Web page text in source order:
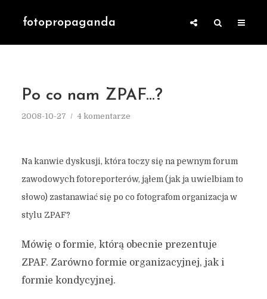
fotopropaganda
Po co nam ZPAF…?
2008-10-27 4 komentarze
Na kanwie dyskusji, która toczy się na pewnym forum
zawodowych fotoreporterów, jąłem (jak ja uwielbiam to
słowo) zastanawiać się po co fotografom organizacja w
stylu ZPAF?
Mówię o formie, którą obecnie prezentuje
ZPAF. Zarówno formie organizacyjnej, jak i
formie kondycyjnej.